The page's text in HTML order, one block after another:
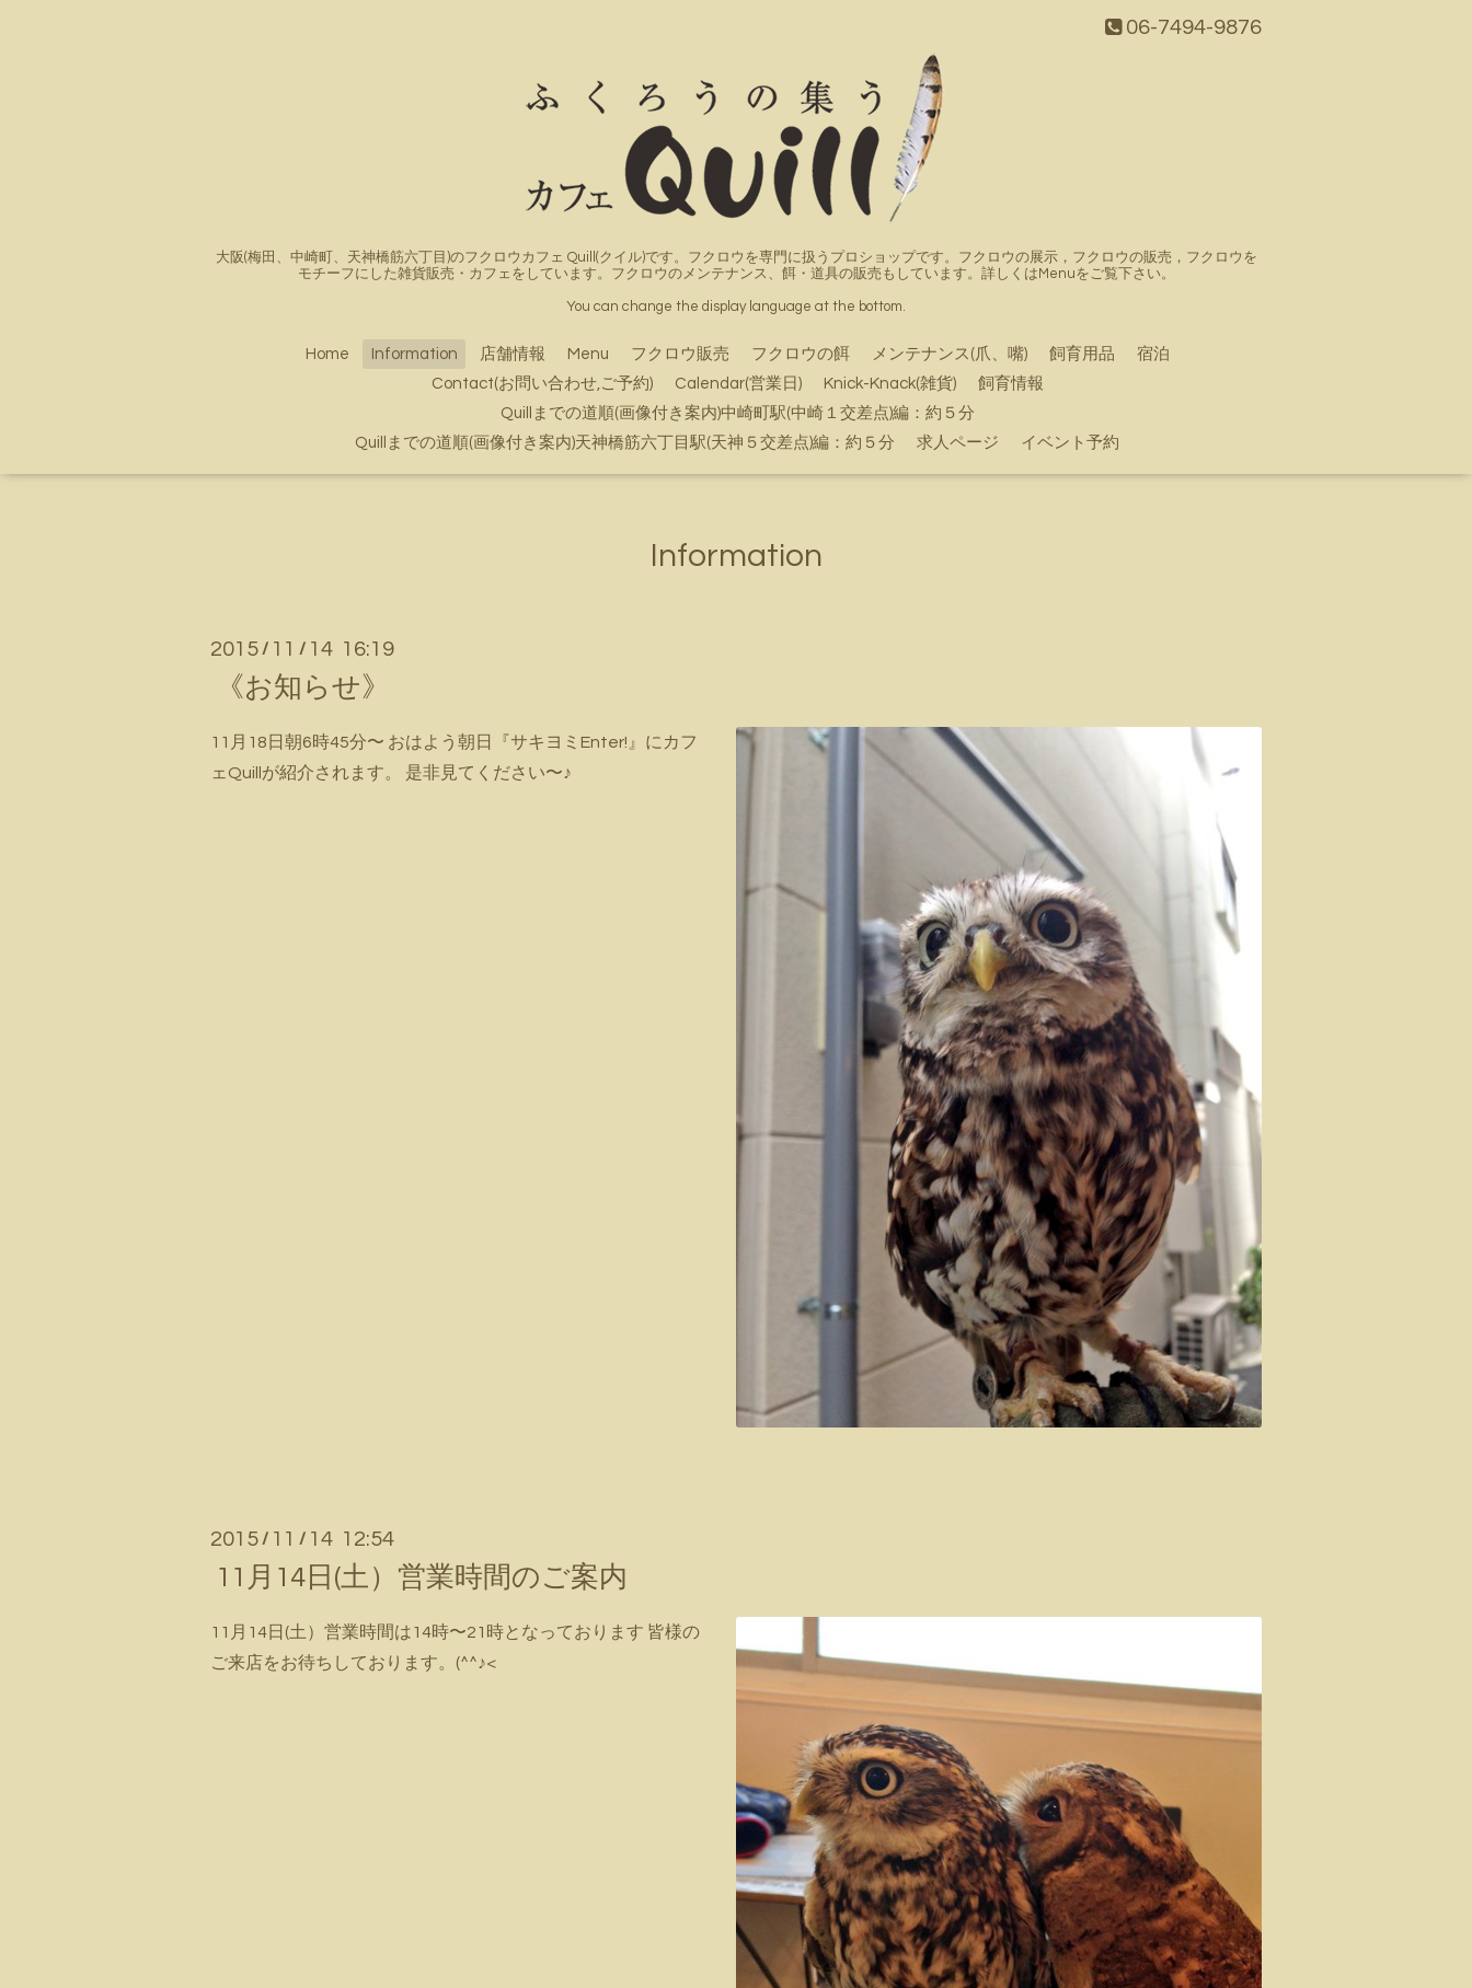
06-7494-9876
大阪(梅田、中崎町、天神橋筋六丁目)のフクロウカフェ Quill(クイル)です。フクロウを専門に扱うプロショップです。フクロウの展示，フクロウの販売，フクロウを
モチーフにした雑貨販売・カフェをしています。フクロウのメンテナンス、餌・道具の販売もしています。詳しくはMenuをご覧下さい。
You can change the display language at the bottom.
Home Information 店舗情報 Menu フクロウ販売 フクロウの餌 メンテナンス(爪、嘴) 飼育用品
宿泊
Contact(お問い合わせ,ご予約)
Calendar(営業日) Knick-Knack(雑貨)
飼育情報
Quillまでの道順(画像付き案内)中崎町駅(中崎１交差点)編：約５分
Quillまでの道順(画像付き案内)天神橋筋六丁目駅(天神５交差点)編：約５分
求人ページ イベント予約
Information
2015 / 11 / 14 16:19
《お知らせ》
11月18日朝6時45分〜 おはよう朝日『サキヨミEnter!』にカフ
ェQuillが紹介されます。 是非見てください〜♪
2015 / 11 / 14 12:54
11月14日(土）営業時間のご案内
11月14日(土）営業時間は14時〜21時となっております 皆様の
ご来店をお待ちしております。(^^♪<